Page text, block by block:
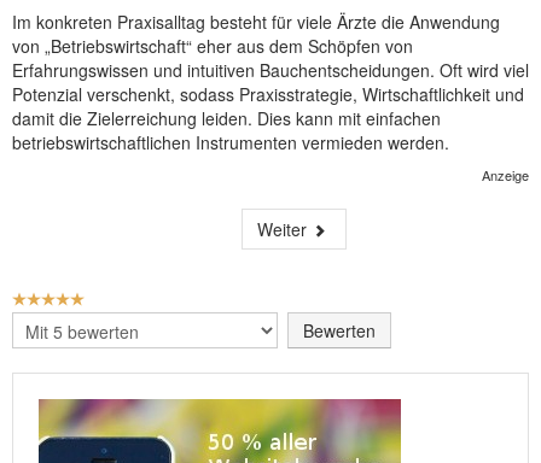
Im konkreten Praxisalltag besteht für viele Ärzte die Anwendung
von „Betriebswirtschaft“ eher aus dem Schöpfen von
Erfahrungswissen und intuitiven Bauchentscheidungen. Oft wird viel
Potenzial verschenkt, sodass Praxisstrategie, Wirtschaftlichkeit und
damit die Zielerreichung leiden. Dies kann mit einfachen
betriebswirtschaftlichen Instrumenten vermieden werden.
Anzeige
Weiter
BEWERTUNG:
Bitte
bewerten